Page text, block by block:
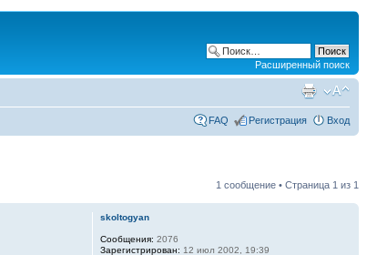
Расширенный поиск
FAQ Регистрация Вход
1 сообщение • Страница 1 из 1
skoltogyan
Сообщения: 2076
Зарегистрирован: 12 июл 2002, 19:39